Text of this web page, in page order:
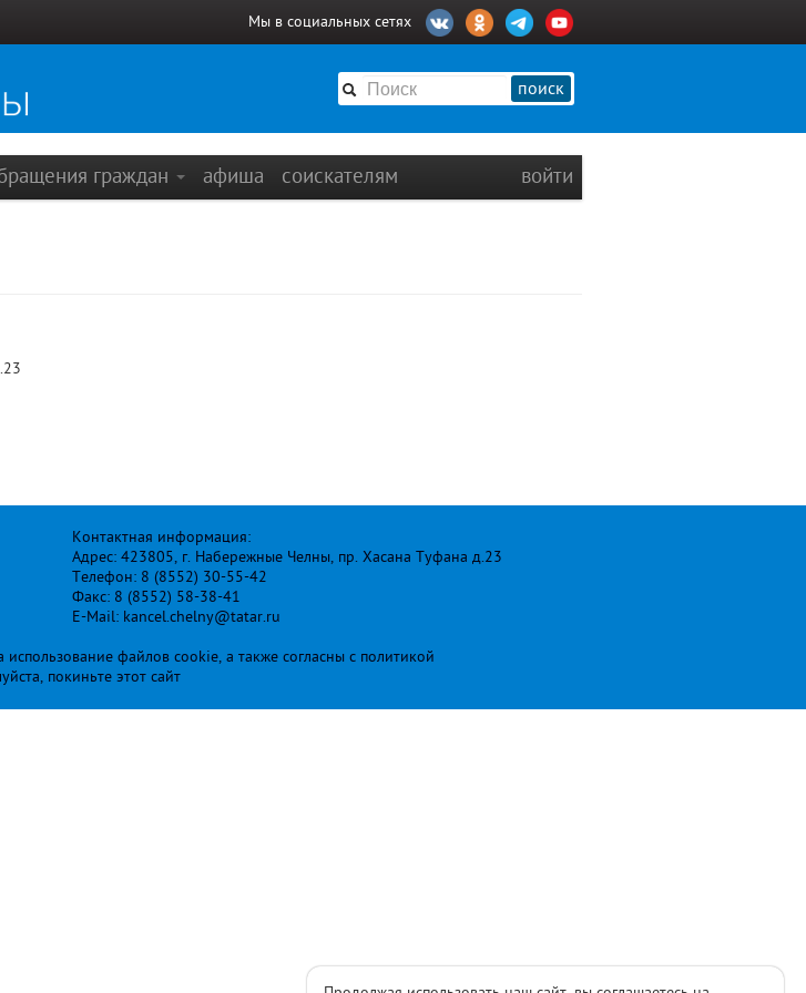
Мы в социальных сетях
поиск
граждан афиша соискателям войти
Контактная информация:
Адрес: 423805, г. Набережные Челны, пр. Хасана Туфана д.23
Телефон: 8 (8552) 30-55-42
Факс: 8 (8552) 58-38-41
E-Mail: kancel.chelny@tatar.ru
файлов cookie, а также согласны с политикой
покиньте этот сайт